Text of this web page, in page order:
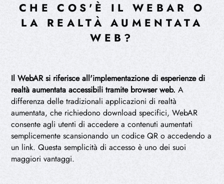
CHE COS'È IL WEBAR O
LA REALTÀ AUMENTATA
WEB?
Il WebAR si riferisce all'implementazione di esperienze di
realtà aumentata accessibili tramite browser web. A
differenza delle tradizionali applicazioni di realtà
aumentata, che richiedono download specifici, WebAR
consente agli utenti di accedere a contenuti aumentati
semplicemente scansionando un codice QR o accedendo a
un link. Questa semplicità di accesso è uno dei suoi
maggiori vantaggi.